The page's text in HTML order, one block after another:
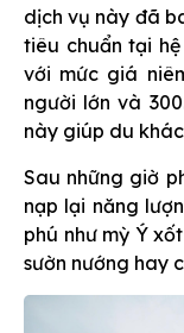
dịch vụ này đã
tiêu chuẩn tại
với mức giá
người lớn và
này giúp du
Sau những giờ
nạp lại năng
phú như mỳ Ý
sườn nướng hay